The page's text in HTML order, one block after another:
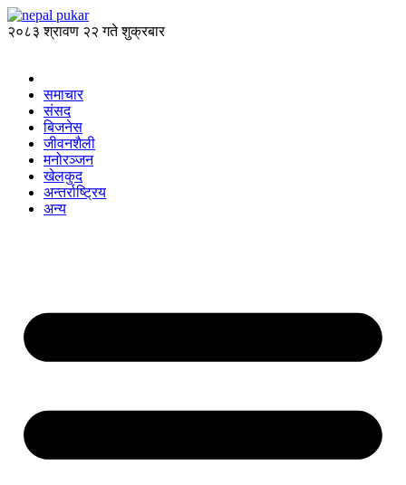
२०८३ श्रावण २२ गते शुक्रबार
समाचार
संसद
बिजनेस
जीवनशैली
मनोरञ्जन
खेलकुद
अन्तर्राष्ट्रिय
अन्य